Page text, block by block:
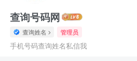
查询号码网
查询姓名 管理员
手机号码查询姓名私信我